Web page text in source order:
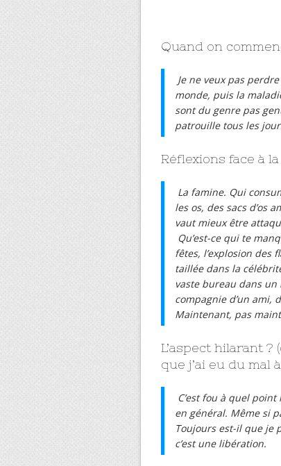
Quand on
Je ne veux pas
monde, puis la
sont du genre pas
patrouille tous les
Réflexions face à
La famine. Qui
les os, des sacs d’os
vaut mieux être
Qu’est-ce qui te
fêtes, l’explosion des
taillée dans la
vaste bureau dans un
compagnie d’un ami,
Maintenant, pas
L’aspect hilarant
que j’ai eu du mal
C’est fou à quel
en général. Même si
Toujours est-il que je
c’est une libération.